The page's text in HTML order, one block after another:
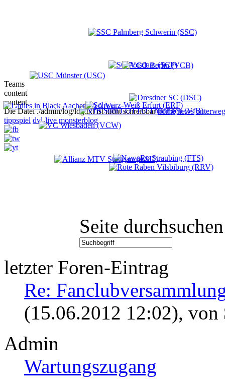
Teams
content
content
Die Datei ./admin/log/log.txt ist nicht schreibbarhome news
tippspiel dvl-live monsterblog
Seite durchsuchen
letzter Foren-Eintrag
Re:
(15.06.2012 12:02), von
Admin
Wartungszugang